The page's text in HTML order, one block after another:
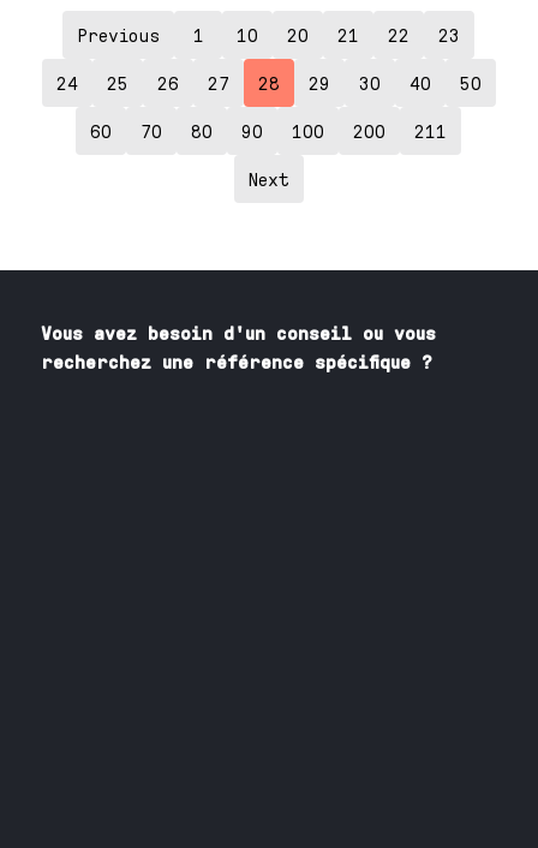
Previous 1 10 20 21 22 23
24 25 26 27 28 29 30 40 50
60 70 80 90 100 200 211
Next
Vous avez besoin d'un conseil ou vous
recherchez une référence spécifique ?